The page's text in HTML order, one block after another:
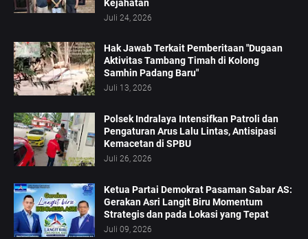
Kejahatan
Juli 24, 2026
Hak Jawab Terkait Pemberitaan "Dugaan
Aktivitas Tambang Timah di Kolong
Samhin Padang Baru"
Juli 13, 2026
Polsek Indralaya Intensifkan Patroli dan
Pengaturan Arus Lalu Lintas, Antisipasi
Kemacetan di SPBU
Juli 26, 2026
Ketua Partai Demokrat Pasaman Sabar AS:
Gerakan Asri Langit Biru Momentum
Strategis dan pada Lokasi yang Tepat
Juli 09, 2026